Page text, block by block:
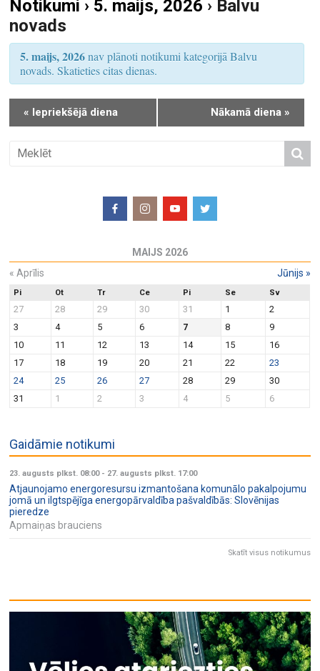
S
e
a
c
h
a
d
s
N
a
v
g
a
t
n
u
m
s
i
e
N
t
i
o
n
Notikumi › 5. maijs, 2026 › Balvu
novads
5. maijs, 2026nav plānoti notikumi kategorijā Balvu
novads. Skatieties citas dienas.
« Iepriekšējā diena Nākamā diena »
MAIJS 2026
« Aprīlis Jūnijs »
Pi Ot Tr Ce Pi Se Sv
27 28 29 30 31 1
2
3
4 5 6 7 8
9
10
11 12 13 14 15
16
17
18 19 20 21 22
23
24
25 26 27 28 29
30
31
1 2 3 4 5 6
Gaidāmie notikumi
23. augusts plkst. 08:00- 27. augusts plkst. 17:00
Atjaunojamo energoresursu izmantošana komunālo pakalpojumu
jomā un ilgtspējīga energopārvaldība pašvaldībās: Slovēnijas
pieredze
Apmaiņas brauciens
Skatīt visus notikumus